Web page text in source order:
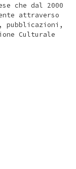
che dal 2000
attraverso
pubblicazioni,
Culturale